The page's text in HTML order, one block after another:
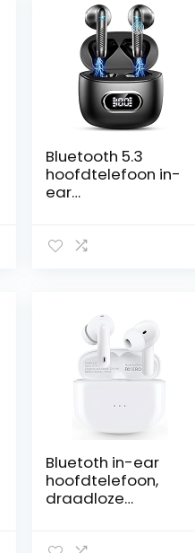
Waterdichte In-
Hoofdtelefoon,
tot 20 uur
afspeeltijd,eén
maat,Zwart
Antraciet
Bluetooth 5.3
hoofdtelefoon in-
ear
Bluetooth met
42H Deep Bass
draadloze
hoofdtelefoon
Noise Cancelling
Earbuds, IP7
waterdichte
Bluetoth in-ear
hoofdtelefoon,
draadloze